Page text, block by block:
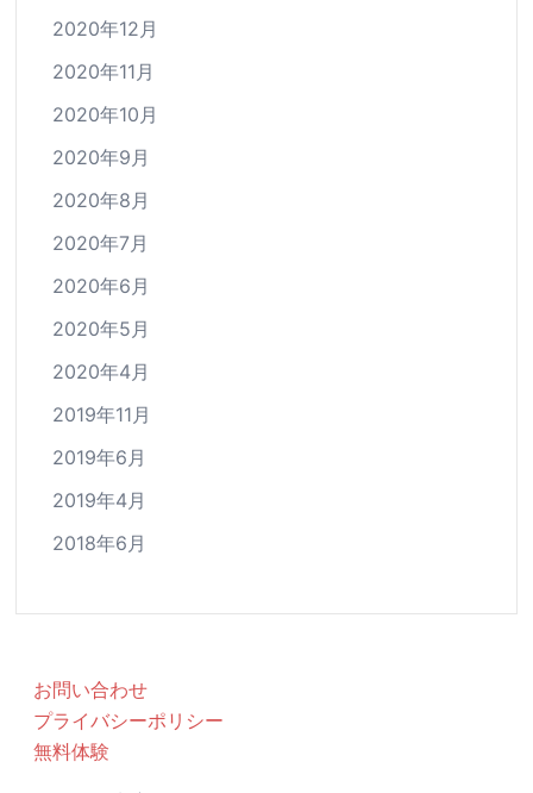
2020年12月
2020年11月
2020年10月
2020年9月
2020年8月
2020年7月
2020年6月
2020年5月
2020年4月
2019年11月
2019年6月
2019年4月
2018年6月
お問い合わせ
プライバシーポリシー
無料体験